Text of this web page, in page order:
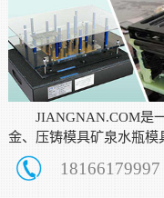
JIANGNAN.COM是一
金、压铸模具矿泉水瓶模
18166179997